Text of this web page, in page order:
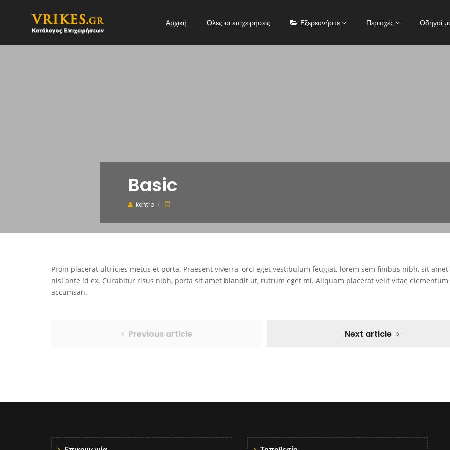
Αρχική Όλες οι επιχειρήσεις Εξερευνήστε Περιοχές Οδηγοί
Basic
kentro
Proin placerat ultricies metus et porta. Praesent viverra, orci eget vestibulum feugiat, lorem sem finibus nibh, sit
nisi ante id ex. Curabitur risus nibh, porta sit amet blandit ut, rutrum eget mi. Aliquam placerat velit vitae elementum
accumsan.
Previous article Next article